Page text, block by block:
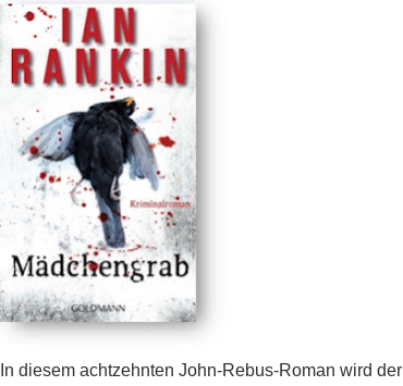
In diesem achtzehnten John-Rebus-Roman wird der